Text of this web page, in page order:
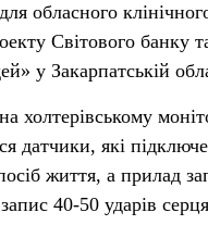
обласного
Світового
у Закарпатській
холтерівському
датчики, які
життя, а прилад
40-50 ударів